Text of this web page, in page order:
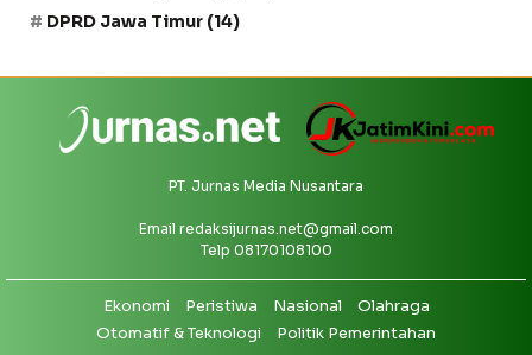
DPRD Jawa Timur (14)
PT. Jurnas Media Nusantara
Email redaksijurnas.net@gmail.com
Telp 08170108100
Ekonomi Peristiwa Nasional
Olahraga
Otomatif & Teknologi
Politik Pemerintahan